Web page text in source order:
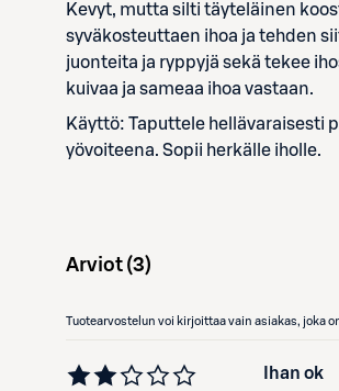
Kevyt, mutta silti täyteläinen
syväkosteuttaen ihoa ja tehden
juonteita ja ryppyjä sekä tekee
kuivaa ja sameaa ihoa vastaan.
Käyttö: Taputtele hellävaraisesti
yövoiteena. Sopii herkälle iholle.
Arviot (3)
Tuotearvostelun voi kirjoittaa vain asiakas, joka
Ihan ok